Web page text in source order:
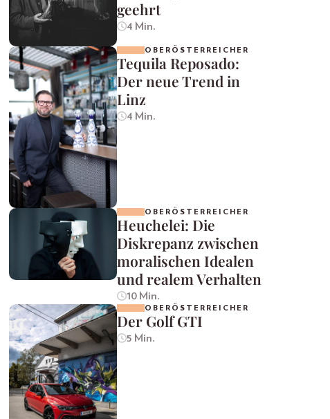
geehrt
4 Min.
OBERÖSTERREICHER
Tequila Reposado:
Der neue Trend in
Linz
4 Min.
OBERÖSTERREICHER
Heuchelei: Die
Diskrepanz zwischen
moralischen Idealen
und realem Verhalten
10 Min.
OBERÖSTERREICHER
Der Golf GTI
5 Min.